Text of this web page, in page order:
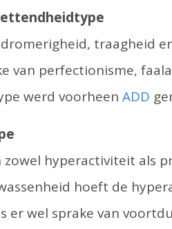
traagheid
van perfectionisme,
werd voorheen ADD
zowel hyperactiviteit als
hoeft de
er wel sprake van